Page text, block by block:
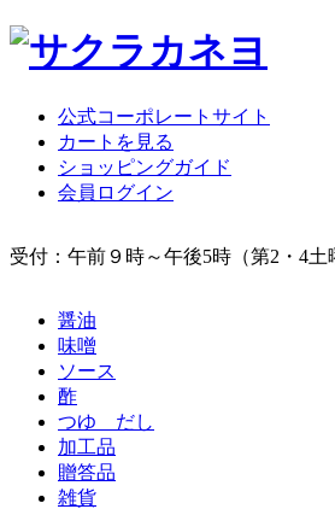
公式コーポレートサイト
カートを見る
ショッピングガイド
会員ログイン
受付：午前９時～午後5時（第2・4土
醤油
味噌
ソース
酢
つゆ だし
加工品
贈答品
雑貨